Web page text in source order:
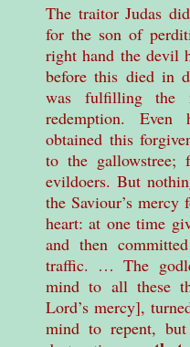
The traitor Judas
for the son of
right hand the devil
before this died in
was fulfilling the
redemption. Even
obtained this
to the
evildoers. But
the Saviour’s
heart: at one time
and then
traffic. … The
mind to all these
Lord’s mercy],
mind to repent,